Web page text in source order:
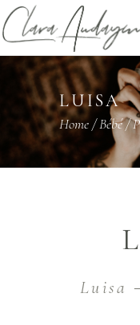
LUISA
Home/Bébé/
Luisa